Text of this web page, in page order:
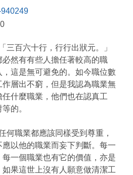
百六十行，行行出狀元。」
然有有些人擔任著較高的職
這是無可避免的。如今職位數
層出不窮，但是我認為職業無
什麼職業，他們也在認真工
的。
職業都應該同樣受到尊重，
以他的職業而妄下判斷。每一
一個職業也有它的價值，亦是
果這世上沒有人願意做清潔工